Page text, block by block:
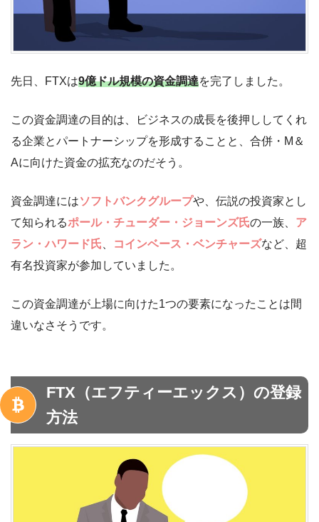
先日、FTXは9億ドル規模の資金調達を完了しました。
この資金調達の目的は、ビジネスの成長を後押ししてくれ
る企業とパートナーシップを形成することと、合併・M＆
Aに向けた資金の拡充なのだそう。
資金調達にはソフトバンクグループや、伝説の投資家とし
て知られるポール・チューダー・ジョーンズ氏の一族、 ア
ラン・ハワード氏
コインベース・ベンチャーズなど、超
有名投資家が参加していました。
この資金調達が上場に向けた1つの要素になったことは間
違いなさそうです。
FTX（エフティーエックス）の登録
方法